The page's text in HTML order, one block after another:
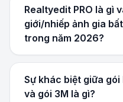
Realtyedit PRO là gì
giới/nhiếp ảnh gia
trong năm 2026?
Sự khác biệt giữa gói
và gói 3M là gì?